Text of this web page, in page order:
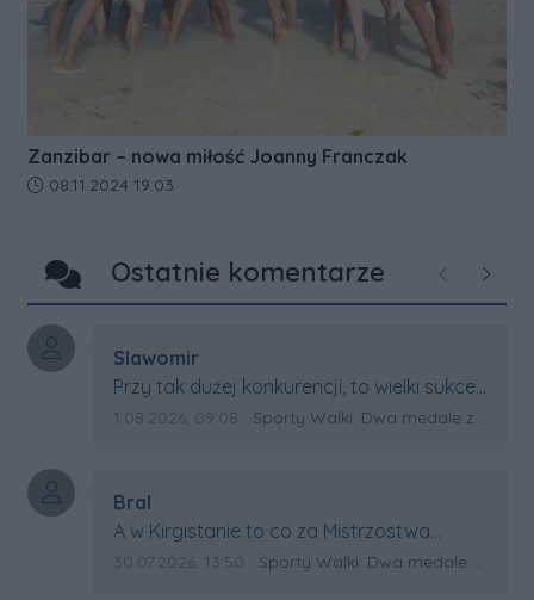
Zanzibar – nowa miłość Joanny Franczak
Data dodania artykułu:
08.11.2024 19:03
Ostatnie komentarze Poprzednie
Autor komentarza:
Slawomir
Treść komentarza:
Przy tak dużej konkurencji, to wielki sukces
Artura. Gratulacje !
Data dodania komentarza:
1.08.2026, 09:08 Źródło komentarza:
Sporty Walki: Dwa medale za oceanem
Autor komentarza:
Bral
Treść komentarza:
A w Kirgistanie to co za Mistrzostwa
Swiata?
Data dodania komentarza:
30.07.2026, 13:50 Źródło komentarza:
Sporty Walki: Dwa medale za oceanem